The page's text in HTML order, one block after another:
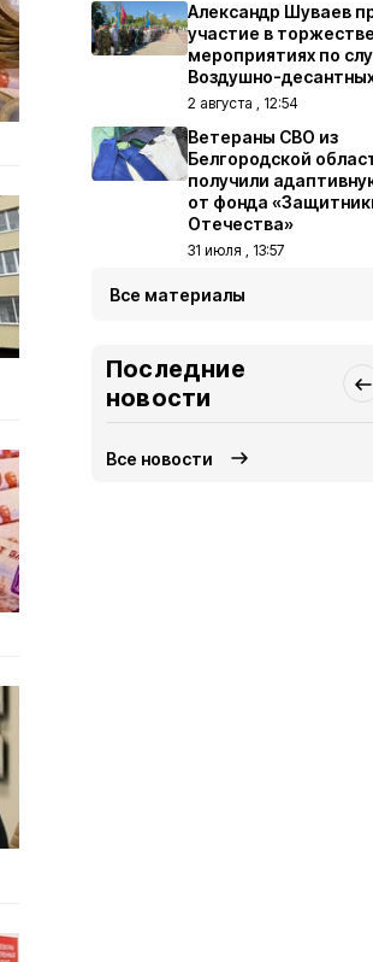
Александр Шуваев
участие в
мероприятиях по
Воздушно-
2 августа , 12:54
Ветераны СВО из
Белгородской
получили
от фонда
Отечества»
31 июля , 13:57
Все материалы
Последние
новости
Все новости